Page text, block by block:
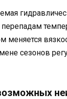
перепадам
меняется
сезонов